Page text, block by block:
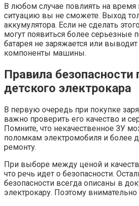
В любом случае повлиять на время
ситуацию вы не сможете. Выход
аккумулятора. Если не сделать
могут появиться более серьезные
батарея не заряжается или выводит
компоненты машины.
Правила безопасности
детского электрокара
В первую очередь при покупке
важно проверить его качество и
Помните, что некачественное ЗУ
поломкам электромобиля и более
ремонту.
При выборе между ценой и
что речь идет о безопасности.
безопасности всегда описаны в
электрокару. Поэтому